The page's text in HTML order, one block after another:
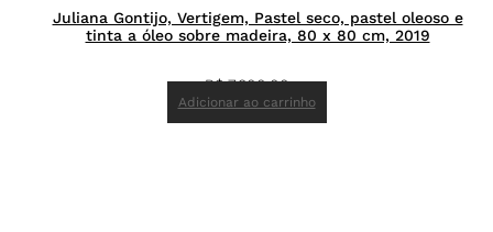
Juliana Gontijo, Vertigem, Pastel seco, pastel oleoso e
tinta a óleo sobre madeira, 80 x 80 cm, 2019
R$7.800,00
Adicionar ao carrinho